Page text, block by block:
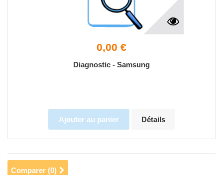
0,00 €
Diagnostic - Samsung
Ajouter au panier Détails
Comparer (0)